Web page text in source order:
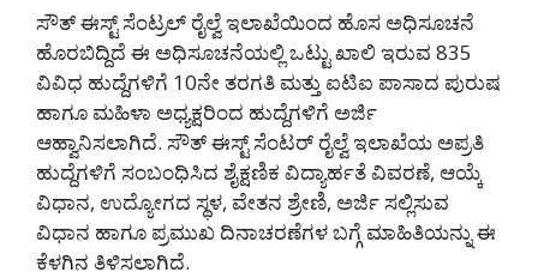
ಸೌತ್ ಈಸ್ಟ್ ಸೆಂಟ್ರಲ್ ರೈಲ್ವೆ ಇಲಾಖೆಯಿಂದ ಹೊಸ ಅಧಿಸೂಚನೆ
ಹೊರಬಿದ್ದಿದೆ ಈ ಅಧಿಸೂಚನೆಯಲ್ಲಿ ಒಟ್ಟು ಖಾಲಿ ಇರುವ 835
ವಿವಿಧ ಹುದ್ದೆಗಳಿಗೆ 10ನೇ ತರಗತಿ ಮತ್ತು ಐಟಿಐ ಪಾಸಾದ ಪುರುಷ
ಹಾಗೂ ಮಹಿಳಾ ಅಧ್ಯಕ್ಷರಿಂದ ಹುದ್ದೆಗಳಿಗೆ ಅರ್ಜಿ
ಆಹ್ವಾನಿಸಲಾಗಿದೆ. ಸೌತ್ ಈಸ್ಟ್ ಸೆಂಟರ್ ರೈಲ್ವೆ ಇಲಾಖೆಯ ಅಪ್ರತಿ
ಹುದ್ದೆಗಳಿಗೆ ಸಂಬಂಧಿಸಿದ ಶೈಕ್ಷಣಿಕ ವಿದ್ಯಾರ್ಹತೆ ವಿವರಣೆ, ಆಯ್ಕೆ
ವಿಧಾನ, ಉದ್ಯೋಗದ ಸ್ಥಳ, ವೇತನ ಶ್ರೇಣಿ, ಅರ್ಜಿ ಸಲ್ಲಿಸುವ
ವಿಧಾನ ಹಾಗೂ ಪ್ರಮುಖ ದಿನಾಚರಣೆಗಳ ಬಗ್ಗೆ ಮಾಹಿತಿಯನ್ನು ಈ
ಕೆಳಗಿನ ತಿಳಿಸಲಾಗಿದೆ.